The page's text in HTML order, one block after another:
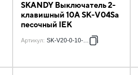
SKANDY Выключатель 2-
клавишный 10А SK-V04Sa
песочный IEK
Артикул: SK-V20-0-10-K98